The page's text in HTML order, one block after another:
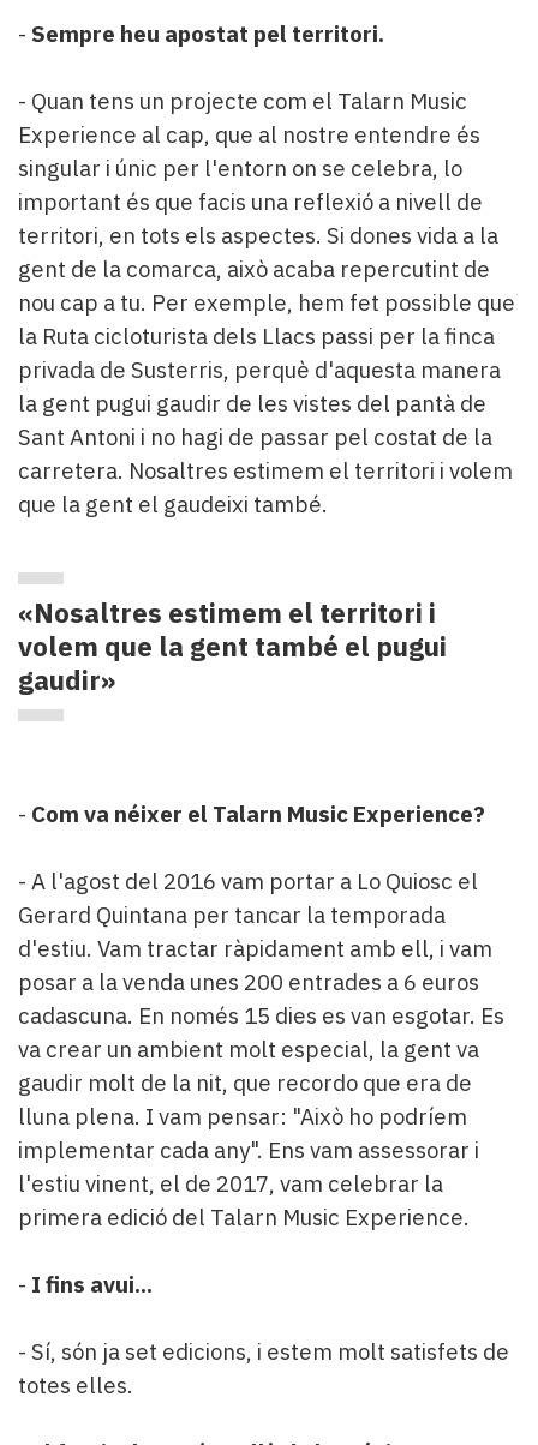
- Sempre heu apostat pel territori.
- Quan tens un projecte com el Talarn Music
Experience al cap, que al nostre entendre és
singular i únic per l'entorn on se celebra, lo
important és que facis una reflexió a nivell de
territori, en tots els aspectes. Si dones vida a la
gent de la comarca, això acaba repercutint de
nou cap a tu. Per exemple, hem fet possible que
la Ruta cicloturista dels Llacs passi per la finca
privada de Susterris, perquè d'aquesta manera
la gent pugui gaudir de les vistes del pantà de
Sant Antoni i no hagi de passar pel costat de la
carretera. Nosaltres estimem el territori i volem
que la gent el gaudeixi també.
«Nosaltres estimem el territori i
volem que la gent també el pugui
gaudir»
- Com va néixer el Talarn Music Experience?
- A l'agost del 2016 vam portar a Lo Quiosc el
Gerard Quintana per tancar la temporada
d'estiu. Vam tractar ràpidament amb ell, i vam
posar a la venda unes 200 entrades a 6 euros
cadascuna. En només 15 dies es van esgotar. Es
va crear un ambient molt especial, la gent va
gaudir molt de la nit, que recordo que era de
lluna plena. I vam pensar: "Això ho podríem
implementar cada any". Ens vam assessorar i
l'estiu vinent, el de 2017, vam celebrar la
primera edició del Talarn Music Experience.
- I fins avui...
- Sí, són ja set edicions, i estem molt satisfets de
totes elles.